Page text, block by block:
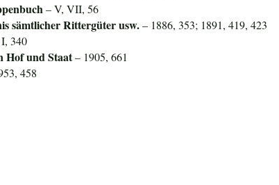
– V, VII, 56
sämtlicher Rittergüter usw.– 1886, 353; 1891, 419, 423
340
Hof und Staat– 1905, 661
458